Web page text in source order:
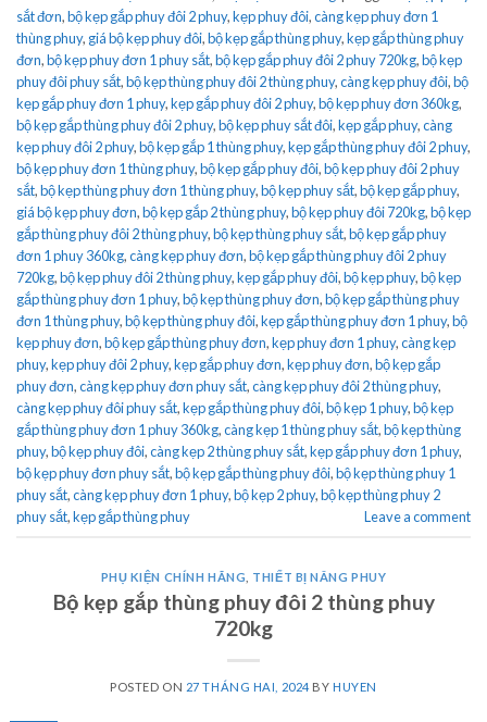
sắt đơn,bộ kẹp gắp phuy đôi 2 phuy,kẹp phuy đôi,càng kẹp phuy đơn 1
thùng phuy, giá bộ kẹp phuy đôi,bộ kẹp gắp thùng phuy,kẹp gắp thùng phuy
đơn,bộ kẹp phuy đơn 1 phuy sắt,bộ kẹp gắp phuy đôi 2 phuy 720kg,bộ kẹp
phuy đôi phuy sắt,bộ kẹp thùng phuy đôi 2 thùng phuy,càng kẹp phuy đôi,bộ
kẹp gắp phuy đơn 1 phuy,kẹp gắp phuy đôi 2 phuy,bộ kẹp phuy đơn 360kg,
bộ kẹp gắp thùng phuy đôi 2 phuy,bộ kẹp phuy sắt đôi,kẹp gắp phuy,càng
kẹp phuy đôi 2 phuy,bộ kẹp gắp 1 thùng phuy,kẹp gắp thùng phuy đôi 2 phuy,
bộ kẹp phuy đơn 1 thùng phuy,bộ kẹp gắp phuy đôi,bộ kẹp phuy đôi 2 phuy
sắt,bộ kẹp thùng phuy đơn 1 thùng phuy,bộ kẹp phuy sắt,bộ kẹp gắp phuy,
giá bộ kẹp phuy đơn,bộ kẹp gắp 2 thùng phuy,bộ kẹp phuy đôi 720kg,bộ kẹp
gắp thùng phuy đôi 2 thùng phuy,bộ kẹp thùng phuy sắt,bộ kẹp gắp phuy
đơn 1 phuy 360kg,càng kẹp phuy đơn,bộ kẹp gắp thùng phuy đôi 2 phuy
720kg,bộ kẹp phuy đôi 2 thùng phuy,kẹp gắp phuy đôi,bộ kẹp phuy,bộ kẹp
gắp thùng phuy đơn 1 phuy,bộ kẹp thùng phuy đơn,bộ kẹp gắp thùng phuy
đơn 1 thùng phuy,bộ kẹp thùng phuy đôi,kẹp gắp thùng phuy đơn 1 phuy,bộ
kẹp phuy đơn,bộ kẹp gắp thùng phuy đơn,kẹp phuy đơn 1 phuy,càng kẹp
phuy,kẹp phuy đôi 2 phuy,kẹp gắp phuy đơn,kẹp phuy đơn,bộ kẹp gắp
phuy đơn,càng kẹp phuy đơn phuy sắt,càng kẹp phuy đôi 2 thùng phuy,
càng kẹp phuy đôi phuy sắt,kẹp gắp thùng phuy đôi,bộ kẹp 1 phuy,bộ kẹp
gắp thùng phuy đơn 1 phuy 360kg,càng kẹp 1 thùng phuy sắt,bộ kẹp thùng
phuy,bộ kẹp phuy đôi,càng kẹp 2 thùng phuy sắt,kẹp gắp phuy đơn 1 phuy,
bộ kẹp phuy đơn phuy sắt,bộ kẹp gắp thùng phuy đôi,bộ kẹp thùng phuy 1
phuy sắt,càng kẹp phuy đơn 1 phuy,bộ kẹp 2 phuy,bộ kẹp thùng phuy 2
phuy sắt,kẹp gắp thùng phuy Leave a comment
PHỤ KIỆN CHÍNH HÃNG THIẾT BỊ NÂNG PHUY
Bộ kẹp gắp thùng phuy đôi 2 thùng phuy
720kg
POSTED ON 27 THÁNG HAI, 2024 BYHUYEN